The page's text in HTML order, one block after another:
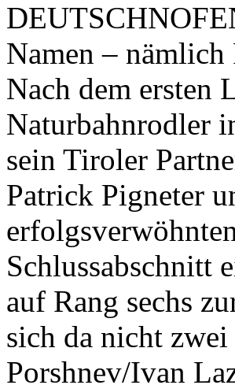
Namen –
Nach dem ersten
Naturbahnrodler
sein Tiroler
Patrick Pigneter
Schlussabschnitt
auf Rang sechs
sich da nicht
Porshnev/Ivan